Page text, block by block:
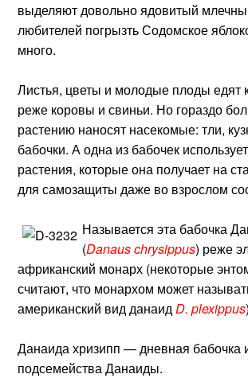
выделяют довольно ядовитый
любителей погрызть Содомское
много.
Листья, цветы и молодые плоды едят
реже коровы и свиньи. Но гораздо
растению наносят насекомые: тли,
бабочки. А одна из бабочек
растения, которые она получает на
для самозащиты даже во взрослом
Называется эта бабочка
(Danaus chrysippus) реже
африканский монарх (некоторые
считают, что монархом может
американский вид данаидD. plexippus
Данаида хризипп — дневная бабочка
подсемейства Данаиды.